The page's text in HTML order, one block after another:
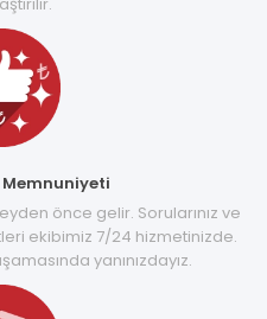
Memnuniyeti
önce gelir. Sorularınız ve
ekibimiz 7/24 hizmetinizde.
yanınızdayız.